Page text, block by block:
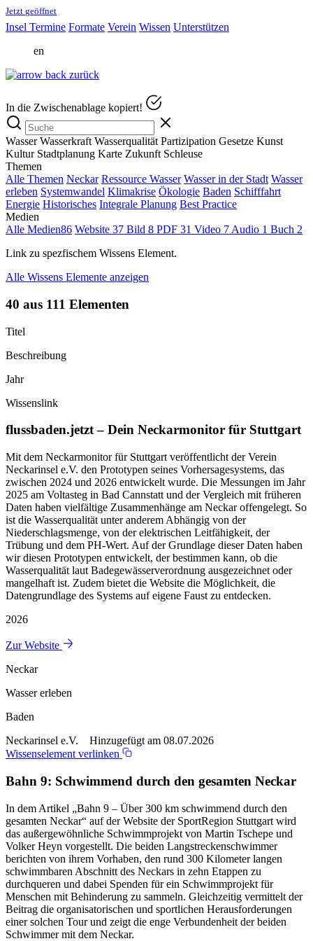
Jetzt geöffnet
Insel Termine Formate Verein Wissen Unterstützen
en
zurück
In die Zwischenablage kopiert!
Wasser Wasserkraft Wasserqualität Partizipation Gesetze Kunst
Kultur Stadtplanung Karte Zukunft Schleuse
Themen
Alle Themen Neckar Ressource Wasser Wasser in der Stadt Wasser
erleben Systemwandel Klimakrise Ökologie Baden Schifffahrt
Energie Historisches Integrale Planung Best Practice
Medien
Alle Medien86 Website 37 Bild 8 PDF 31 Video 7 Audio 1 Buch 2
Link zu spezfischem Wissens Element.
Alle Wissens Elemente anzeigen
40 aus 111 Elementen
Titel
Beschreibung
Jahr
Wissenslink
flussbaden.jetzt – Dein Neckarmonitor für Stuttgart
Mit dem Neckarmonitor für Stuttgart veröffentlicht der Verein
Neckarinsel e.V. den Prototypen seines Vorhersagesystems, das
zwischen 2024 und 2026 entwickelt wurde. Die Messungen im Jahr
2025 am Voltasteg in Bad Cannstatt und der Vergleich mit früheren
Daten haben vielfältige Zusammenhänge am Neckar offengelegt. So
ist die Wasserqualität unter anderem Abhängig von der
Niederschlagsmenge, von der elektrischen Leitfähigkeit, der
Trübung und dem PH-Wert. Auf der Grundlage dieser Daten haben
wir diesen Prototypen entwickelt, der bestimmen kann, ob die
Wasserqualität laut Badegewässerverordnung ausgezeichnet oder
mangelhaft ist. Zudem bietet die Website die Möglichkeit, die
Datengrundlage des Systems auf eigene Faust zu entdecken.
2026
Zur Website
Neckar
Wasser erleben
Baden
Neckarinsel e.V. Hinzugefügt am 08.07.2026
Wissenselement verlinken
Bahn 9: Schwimmend durch den gesamten Neckar
In dem Artikel „Bahn 9 – Über 300 km schwimmend durch den
gesamten Neckar“ auf der Website der SportRegion Stuttgart wird
das außergewöhnliche Schwimmprojekt von Martin Tschepe und
Volker Heyn vorgestellt. Die beiden Langstreckenschwimmer
berichten von ihrem Vorhaben, den rund 300 Kilometer langen
schwimmbaren Abschnitt des Neckars in zehn Etappen zu
durchqueren und dabei Spenden für ein Schwimmprojekt für
Menschen mit Behinderung zu sammeln. Gleichzeitig vermittelt der
Beitrag die organisatorischen und sportlichen Herausforderungen
einer solchen Tour und zeigt die enge Verbundenheit der beiden
Schwimmer mit dem Neckar.